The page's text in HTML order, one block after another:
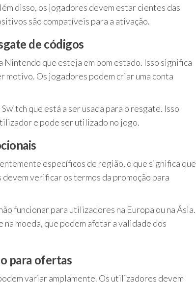
disso, os jogadores devem estar cientes das
são compatíveis para a ativação.
de códigos
que esteja em bom estado. Isso significa
motivo. Os jogadores podem criar uma conta
que está a ser usada para o resgate. Isso
e pode ser utilizado no jogo.
específicos de região, o que significa que
verificar os termos da promoção para
funcionar para utilizadores na Europa ou na Ásia.
moeda, que podem afetar a validade dos
para ofertas
variar amplamente. Os utilizadores devem